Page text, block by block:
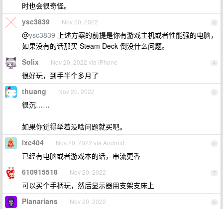
时也会很奇怪。
3
ysc3839 Nov 20, 2022
@ysc3839 上述方案的前提是你有游戏主机或者性能强的电脑，
如果没有的话那买 Steam Deck 倒没什么问题。
4
Solix Nov 20, 2022 via iPhone
很好玩，到手半个多月了
5
thuang Nov 20, 2022
很沉……
如果你觉得举着没啥问题就买吧。
6
lxc404 Nov 20, 2022 via Android
已经有电脑或者游戏本的话，串流更香
7
610915518 Nov 20, 2022
可以买个手柄玩，然后显示器用支架支床上
8
Planarians Nov 20, 2022